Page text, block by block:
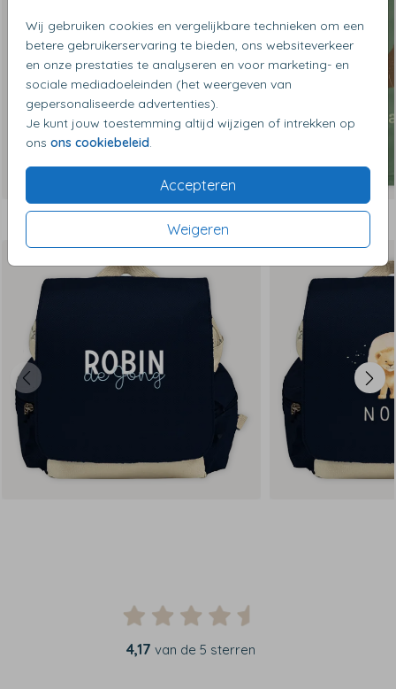
Wij gebruiken cookies en vergelijkbare technieken om een
betere gebruikerservaring te bieden, ons websiteverkeer
en onze prestaties te analyseren en voor marketing- en
sociale mediadoeleinden (het weergeven van
gepersonaliseerde advertenties).
Je kunt jouw toestemming altijd wijzigen of intrekken op
ons ons cookiebeleid
Accepteren
Weigeren
Dit vind je misschien ook leuk
4,17 van de 5 sterren